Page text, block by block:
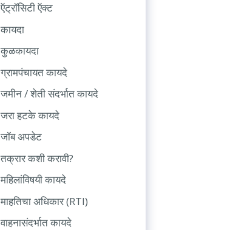
ऍट्रॉसिटी ऍक्ट
कायदा
कुळकायदा
ग्रामपंचायत कायदे
जमीन / शेती संदर्भात कायदे
जरा हटके कायदे
जॉब अपडेट
तक्रार कशी करावी?
महिलांविषयी कायदे
माहतिचा अधिकार (RTI)
वाहनासंदर्भात कायदे